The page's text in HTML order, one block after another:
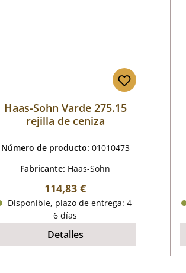
Haas-Sohn Varde 275.15
rejilla de ceniza
Número de producto: 01010473
Fabricante: Haas-Sohn
Precio normal:
114,83 €
Disponible, plazo de entrega: 4-
6 días
Detalles